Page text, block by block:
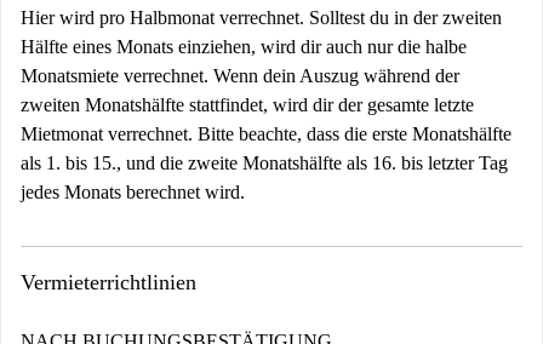
Hier wird pro Halbmonat verrechnet. Solltest du in der zweiten
Hälfte eines Monats einziehen, wird dir auch nur die halbe
Monatsmiete verrechnet. Wenn dein Auszug während der
zweiten Monatshälfte stattfindet, wird dir der gesamte letzte
Mietmonat verrechnet. Bitte beachte, dass die erste Monatshälfte
als 1. bis 15., und die zweite Monatshälfte als 16. bis letzter Tag
jedes Monats berechnet wird.
Vermieterrichtlinien